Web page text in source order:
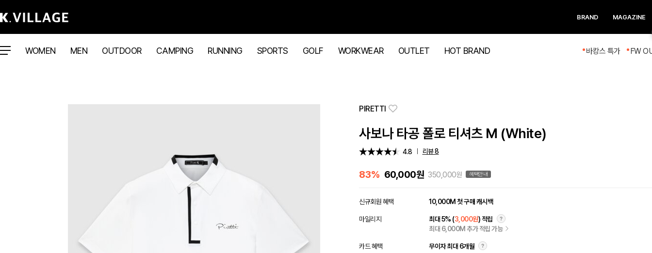
BRAND MAGAZINE
WOMEN MEN OUTDOOR CAMPING RUNNING SPORTS GOLF WORKWEAR OUTLET HOT BRAND 바캉스 특가 FW
PIRETTI
사보나 타공 폴로 티셔츠 M (White)
4.8 리뷰 8
83% 60,000원 350,000원 혜택안내
신규회원 혜택 10,000M 첫 구매 캐시백
마일리지 최대 5% (3,000원) 적립
최대 6,000M 추가 적립 가능
카드 혜택 무이자 최대 6개월